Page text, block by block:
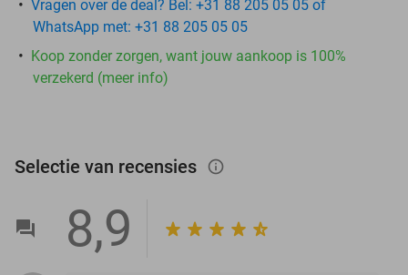
Vragen over de deal? Bel: +31 88 205 05 05 of
WhatsApp met: +31 88 205 05 05
Koop zonder zorgen, want jouw aankoop is 100%
verzekerd (meer info)
Selectie van recensies info_outlined
8,9